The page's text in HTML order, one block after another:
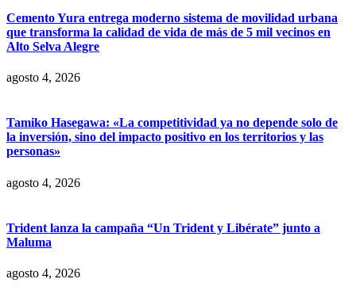
Cemento Yura entrega moderno sistema de movilidad urbana
que transforma la calidad de vida de más de 5 mil vecinos en
Alto Selva Alegre
agosto 4, 2026
Tamiko Hasegawa: «La competitividad ya no depende solo de
la inversión, sino del impacto positivo en los territorios y las
personas»
agosto 4, 2026
Trident lanza la campaña “Un Trident y Libérate” junto a
Maluma
agosto 4, 2026